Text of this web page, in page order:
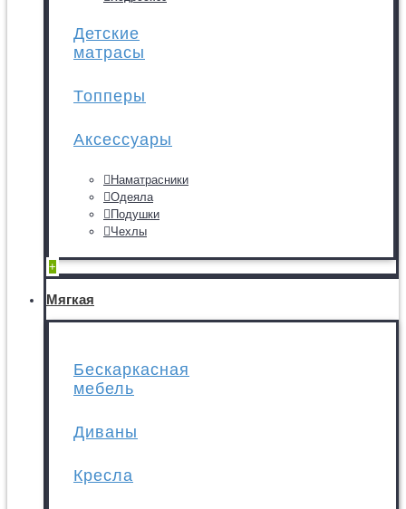
Детские
матрасы
Топперы
Аксессуары
Наматрасники
Одеяла
Подушки
Чехлы
+
Мягкая
Бескаркасная
мебель
Диваны
Кресла